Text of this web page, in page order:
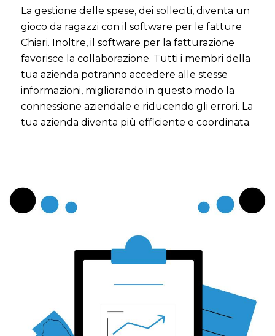
La gestione delle spese, dei solleciti, diventa un
gioco da ragazzi con il software per le fatture
Chiari. Inoltre, il software per la fatturazione
favorisce la collaborazione. Tutti i membri della
tua azienda potranno accedere alle stesse
informazioni, migliorando in questo modo la
connessione aziendale e riducendo gli errori. La
tua azienda diventa più efficiente e coordinata.